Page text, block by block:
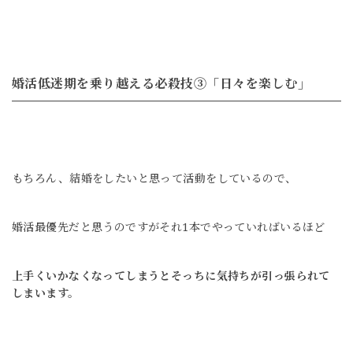
婚活低迷期を乗り越える必殺技③「日々を楽しむ」
もちろん、結婚をしたいと思って活動をしているので、
婚活最優先だと思うのですがそれ1本でやっていればいるほど
上手くいかなくなってしまうとそっちに気持ちが引っ張られて
しまいます。